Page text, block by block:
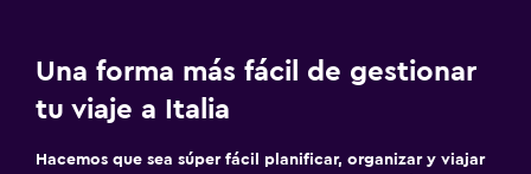
Una forma más fácil de gestionar
tu viaje a Italia
Hacemos que sea súper fácil planificar, organizar y viajar